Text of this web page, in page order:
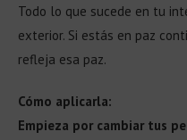
Todo lo que sucede en tu
exterior. Si estás en paz
refleja esa paz.
Cómo aplicarla:
Empieza por cambiar tus